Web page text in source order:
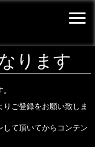
ります
ご登録をお願い致しま
て頂いてからコンテン